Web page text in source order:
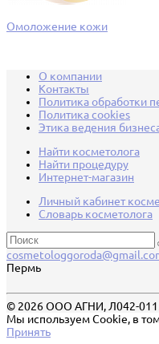
Омоложение кожи
О компании
Контакты
Политика обработки
Политика cookies
Этика ведения
Найти косметолога
Найти процедуру
Интернет-магазин
Личный кабинет
Словарь косметолога
Пермь
© 2026 ООО АГНИ, Л042-
Мы используем Cookie, в
Принять